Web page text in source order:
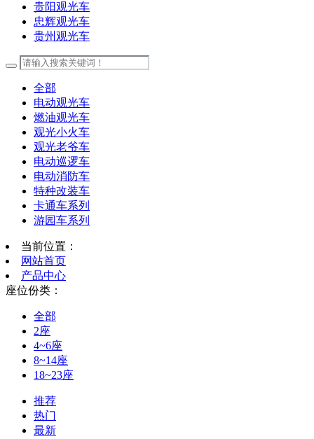
贵阳观光车
忠辉观光车
贵州观光车
全部
电动观光车
燃油观光车
观光小火车
观光老爷车
电动巡逻车
电动消防车
特种改装车
卡通车系列
游园车系列
当前位置：
网站首页
产品中心
座位份类：
全部
2座
4~6座
8~14座
18~23座
推荐
热门
最新